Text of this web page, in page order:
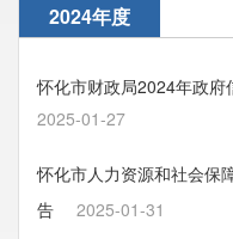
2024年度
怀化市财政局2024年政
2025-01-27
怀化市人力资源和社会保
告
2025-01-31